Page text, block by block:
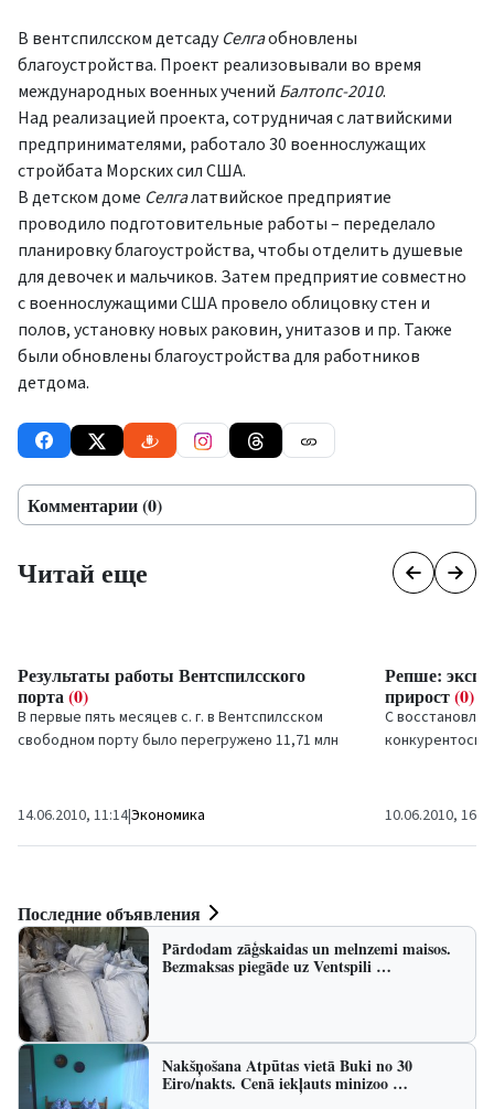
В вентспилсском детсадуСелгаобновлены
благоустройства. Проект реализовывали во время
международных военных учений Балтопс-2010.
Над реализацией проекта, сотрудничая с латвийскими
предпринимателями, работало 30 военнослужащих
стройбата Морских сил США.
В детском доме Селгалатвийское предприятие
проводило подготовительные работы – переделало
планировку благоустройства, чтобы отделить душевые
для девочек и мальчиков. Затем предприятие совместно
с военнослужащими США провело облицовку стен и
полов, установку новых раковин, унитазов и пр. Также
были обновлены благоустройства для работников
детдома.
Комментарии (0)
Читай еще
Результаты работы Вентспилсского
порта(0)
В первые пять месяцев с. г. в Вентспилсском
свободном порту было перегружено 11,71 млн
14.06.2010, 11:14|Экономика
Репше:
прирост(0)
С
10.06.2010, 16:34
Последние объявления
Pārdodam zāģskaidas un melnzemi maisos.
Bezmaksas piegāde uz Ventspili …
Nakšņošana Atpūtas vietā Buki no 30
Eiro/nakts. Cenā iekļauts minizoo …